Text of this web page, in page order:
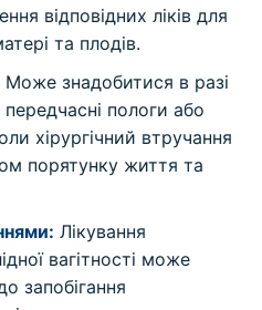
відповідних ліків для
та плодів.
Може знадобитися в разі
пологи або
хірургічний втручання
порятунку життя та
Лікування
вагітності може
запобігання